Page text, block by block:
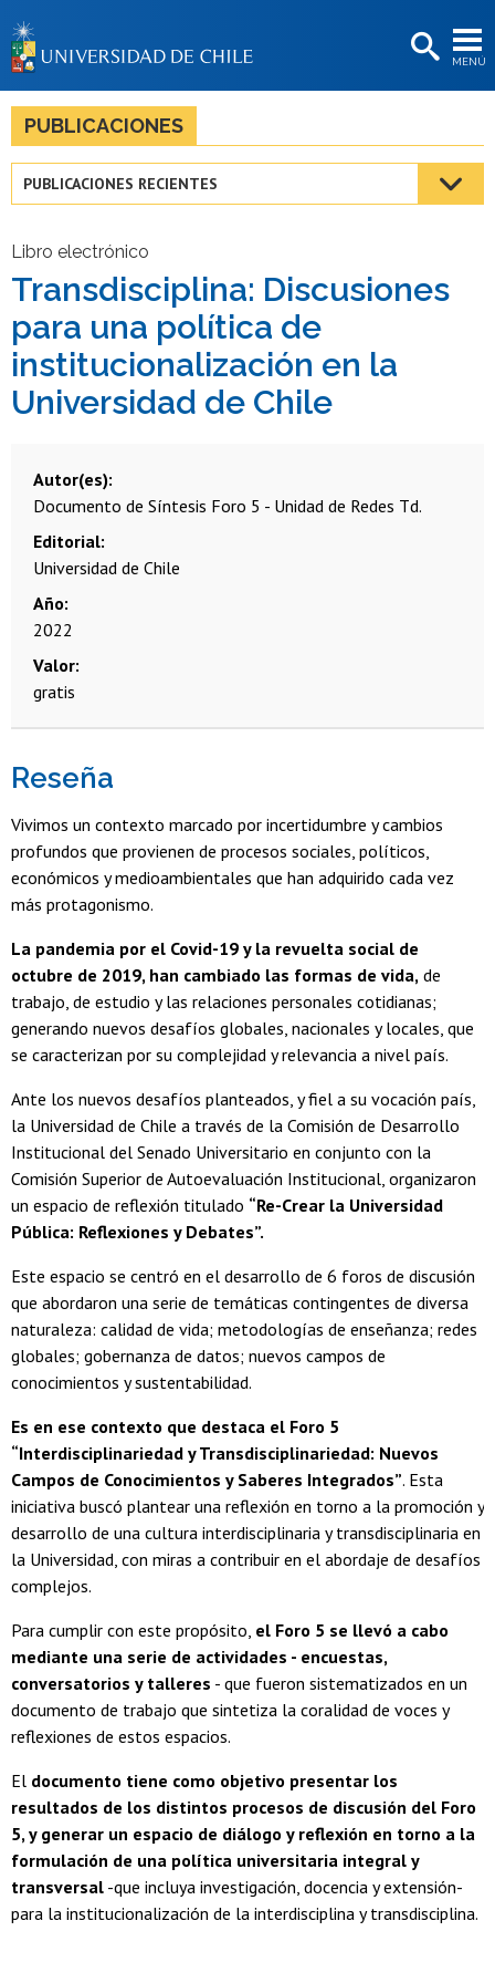
MENÚ
BIBLIOTECAS
LA UNIVERSIDAD
Estudiantes
Funcionarias/os
Egresadas/os
PUBLICACIONES
PUBLICACIONES RECIENTES
Libro electrónico
Transdisciplina: Discusiones
para una política de
institucionalización en la
Universidad de Chile
Autor(es)
Documento de Síntesis Foro 5 - Unidad de Redes Td.
Editorial
Universidad de Chile
Año
2022
Valor
gratis
Reseña
Vivimos un contexto marcado por incertidumbre y cambios
profundos que provienen de procesos sociales, políticos,
económicos y medioambientales que han adquirido cada vez
más protagonismo.
La pandemia por el Covid-19 y la revuelta social de
octubre de 2019, han cambiado las formas de vida, de
trabajo, de estudio y las relaciones personales cotidianas;
generando nuevos desafíos globales, nacionales y locales, que
se caracterizan por su complejidad y relevancia a nivel país.
Ante los nuevos desafíos planteados, y fiel a su vocación país,
la Universidad de Chile a través de la Comisión de Desarrollo
Institucional del Senado Universitario en conjunto con la
Comisión Superior de Autoevaluación Institucional, organizaron
un espacio de reflexión titulado “Re-Crear la Universidad
Pública: Reflexiones y Debates”.
Este espacio se centró en el desarrollo de 6 foros de discusión
que abordaron una serie de temáticas contingentes de diversa
naturaleza: calidad de vida; metodologías de enseñanza; redes
globales; gobernanza de datos; nuevos campos de
conocimientos y sustentabilidad.
Es en ese contexto que destaca el Foro 5
“Interdisciplinariedad y Transdisciplinariedad: Nuevos
Campos de Conocimientos y Saberes Integrados”. Esta
iniciativa buscó plantear una reflexión en torno a la promoción y
desarrollo de una cultura interdisciplinaria y transdisciplinaria en
la Universidad, con miras a contribuir en el abordaje de desafíos
complejos.
Para cumplir con este propósito, el Foro 5 se llevó a cabo
mediante una serie de actividades - encuestas,
conversatorios y talleres - que fueron sistematizados en un
documento de trabajo que sintetiza la coralidad de voces y
reflexiones de estos espacios.
El documento tiene como objetivo presentar los
resultados de los distintos procesos de discusión del Foro
5, y generar un espacio de diálogo y reflexión en torno a la
formulación de una política universitaria integral y
transversal -que incluya investigación, docencia y extensión-
para la institucionalización de la interdisciplina y transdisciplina.